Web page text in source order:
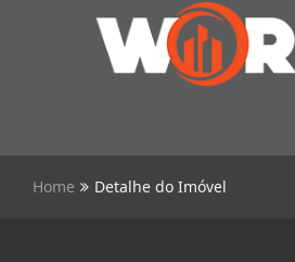
Home Detalhe do Imóvel